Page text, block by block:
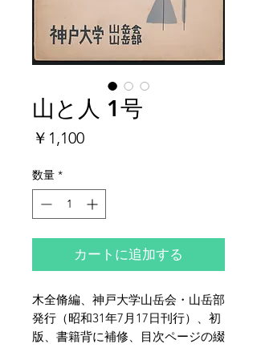
山と人 1号
￥1,100価
数量 *
カートに追加する
木全脩編、神戸大学山岳会・山岳部
発行（昭和31年7月17日刊行）、初
版、書籍背に補修、目次ページの綴